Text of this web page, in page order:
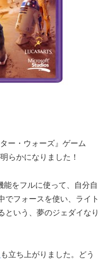
ー・ウォーズ』ゲーム
らかになりました！
をフルに使って、自分自
でフォースを使い、ライト
という、夢のジェダイなり
も立ち上がりました。どう